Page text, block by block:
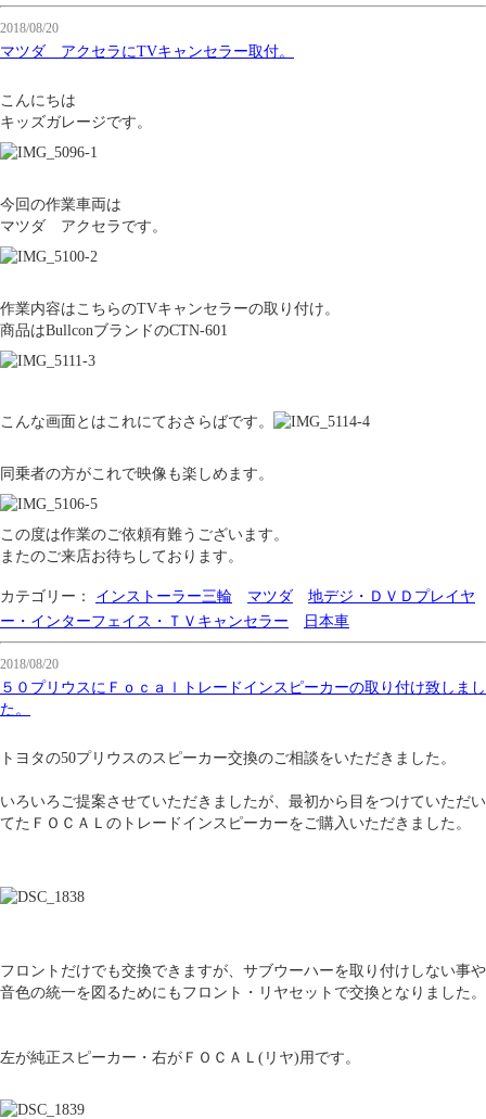
2018/08/20
マツダ アクセラにTVキャンセラー取付。
こんにちは
キッズガレージです。
今回の作業車両は
マツダ アクセラです。
作業内容はこちらのTVキャンセラーの取り付け。
商品はBullconブランドのCTN-601
こんな画面とはこれにておさらばです。
同乗者の方がこれで映像も楽しめます。
この度は作業のご依頼有難うございます。
またのご来店お待ちしております。
カテゴリー： インストーラー三輪 マツダ
地デジ・ＤＶＤプレイヤ
ー・インターフェイス・ＴＶキャンセラー
日本車
2018/08/20
５０プリウスにＦｏｃａｌトレードインスピーカーの取り付け致しまし
た。
トヨタの50プリウスのスピーカー交換のご相談をいただきました。
いろいろご提案させていただきましたが、最初から目をつけていただい
てたＦＯＣＡＬのトレードインスピーカーをご購入いただきました。
フロントだけでも交換できますが、サブウーハーを取り付けしない事や
音色の統一を図るためにもフロント・リヤセットで交換となりました。
左が純正スピーカー・右がＦＯＣＡＬ(リヤ)用です。